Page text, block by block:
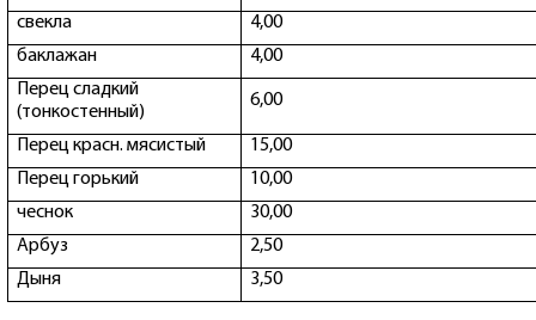
свекла
4,00
баклажан
4,00
Перец сладкий
(тонкостенный)
6,00
Перец красн. мясистый
15,00
Перец горький
10,00
чеснок
30,00
Арбуз
2,50
Дыня
3,50